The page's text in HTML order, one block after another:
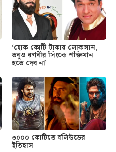
‘হোক কোটি টাকার লোকসান,
তবুও রণবীর সিংকে শক্তিমান
হতে দেব না’
৩০০০ কোটিতে বলিউডের
ইতিহাস